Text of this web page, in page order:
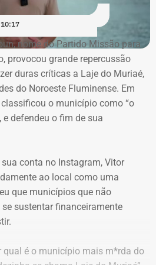
do aparelho sem o
da OAB e dos
a alegação de que teria havido
das provas. Segundo o
indícios ou evidências
essa possibilidade. Ele
de que o sigilo das
de Alessandro Carracena, na
da defesa de Carracena, o
negar pedidos de outros
Anomalia. O ministro defendeu
do policial militar Flávio
parlamentar, continue detido em
nome do Partido Missão para
provocou grande repercussão
duras críticas a Laje do Muriaé,
do Noroeste Fluminense. Em
o município como “o
defendeu o fim de sua
conta no Instagram, Vitor
ao local como uma
que municípios que não
sustentar financeiramente
qual é o município mais m*rda do